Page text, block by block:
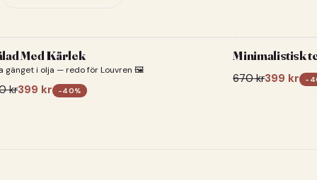
Med Kärlek
gänget i olja — redo för Louvren 🖼️
kr399 kr -40%
Minimalistisk
670kr399 kr -